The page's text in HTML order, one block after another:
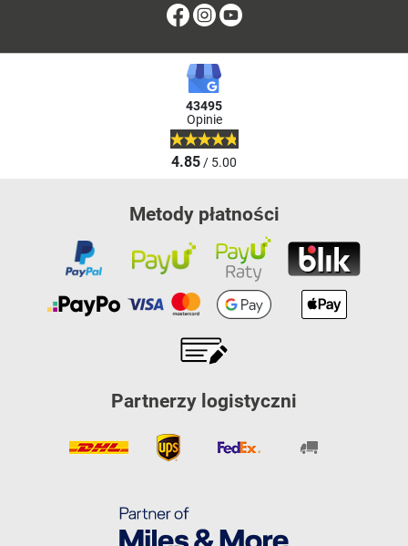
FacebookInstagram
43495
Opinie
4.85/ 5.00
Metody płatności
Partnerzy logistyczni